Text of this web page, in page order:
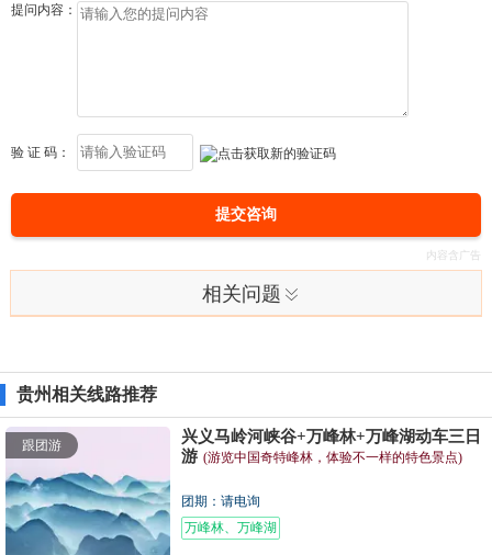
提问内容：
验 证 码：
提交咨询
相关问题
贵州相关线路推荐
跟团游
兴义马岭河峡谷+万峰林+万峰湖动车三日
游 (游览中国奇特峰林，体验不一样的特色景点)
团期：请电询
万峰林、万峰湖